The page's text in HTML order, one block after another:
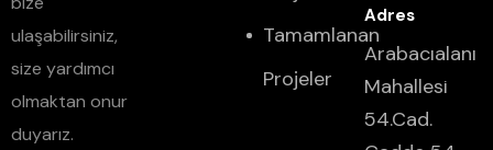
ulaşabilirsiniz,
size yardımcı
olmaktan onur
duyarız.
Tamamlanan
Projeler
Arabacıalanı
Mahallesi
54.Cad.